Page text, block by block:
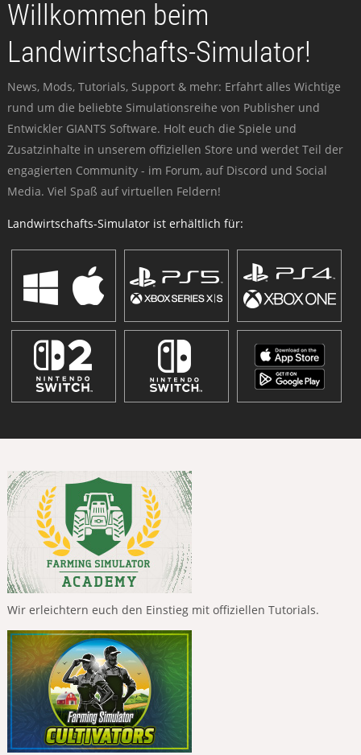
Willkommen beim
Landwirtschafts-Simulator!
News, Mods, Tutorials, Support & mehr: Erfahrt alles Wichtige
rund um die beliebte Simulationsreihe von Publisher und
Entwickler GIANTS Software. Holt euch die Spiele und
Zusatzinhalte in unserem offiziellen Store und werdet Teil der
engagierten Community - im Forum, auf Discord und Social
Media. Viel Spaß auf virtuellen Feldern!
Landwirtschafts-Simulator ist erhältlich für:
Wir erleichtern euch den Einstieg mit offiziellen Tutorials.